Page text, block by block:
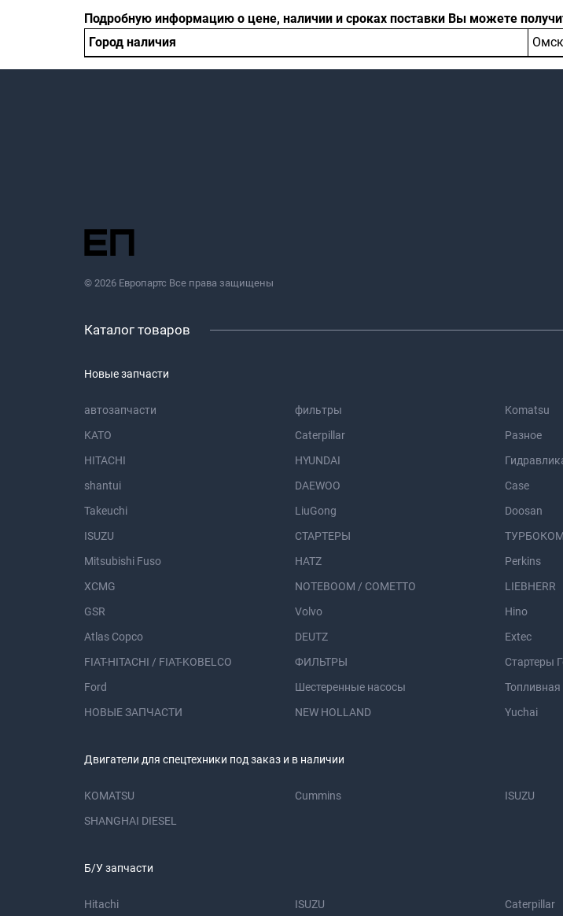
Подробную информацию о цене, наличии и сроках поставки Вы можете
Город наличия
Омск
© 2026 Европартс Все права защищены
Каталог товаров
Новые запчасти
автозапчасти фильтры Komatsu
KATO
Caterpillar Разное
HITACHI
HYUNDAI
shantui
DAEWOO Case
Takeuchi
LiuGong Doosan
ISUZU
СТАРТЕРЫ
Mitsubishi Fuso
HATZ Perkins
XCMG
NOTEBOOM / COMETTO LIEBHERR
GSR
Volvo Hino
Atlas Copco
DEUTZ Extec
FIAT-HITACHI / FIAT-KOBELCO
ФИЛЬТРЫ Стартеры
Ford
Шестеренные насосы Топливная
НОВЫЕ ЗАПЧАСТИ
NEW HOLLAND Yuchai
Двигатели для спецтехники под заказ и в наличии
KOMATSU Cummins ISUZU
SHANGHAI DIESEL
Б/У запчасти
Hitachi ISUZU Caterpillar